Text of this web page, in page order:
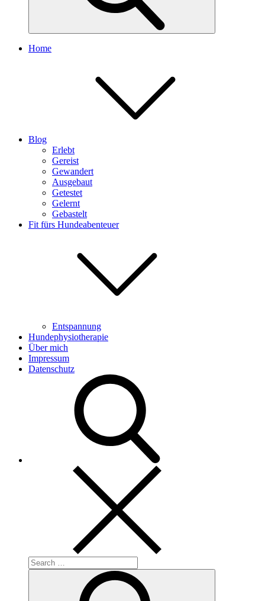
Home
Blog
Erlebt
Gereist
Gewandert
Ausgebaut
Getestet
Gelernt
Gebastelt
Fit fürs Hundeabenteuer
Entspannung
Hundephysiotherapie
Über mich
Impressum
Datenschutz
Search
for: